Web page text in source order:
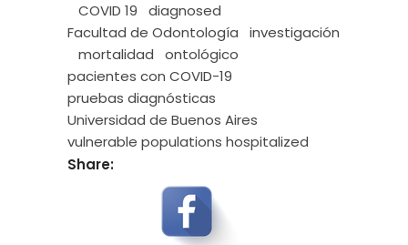
COVID 19
diagnosed
Facultad de Odontología
investigación
mortalidad
ontológico
pacientes con COVID-19
pruebas diagnósticas
Universidad de Buenos Aires
vulnerable populations hospitalized
Share: